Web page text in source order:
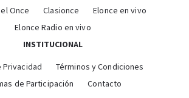
Once
Clasionce
Elonce en vivo
Elonce Radio en vivo
INSTITUCIONAL
Privacidad
Términos y Condiciones
de Participación
Contacto